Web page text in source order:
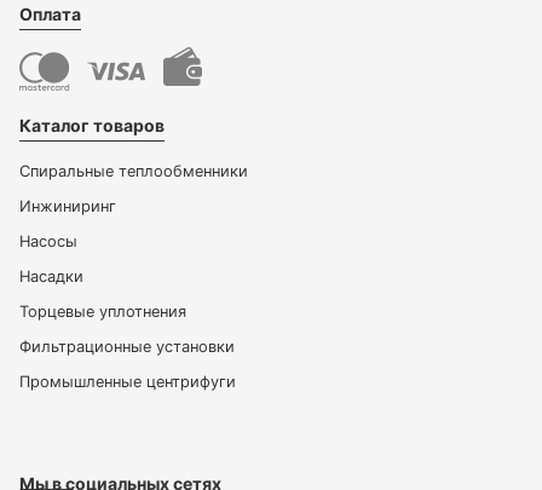
Оплата
Каталог товаров
Спиральные теплообменники
Инжиниринг
Насосы
Насадки
Торцевые уплотнения
Фильтрационные установки
Промышленные центрифуги
Мы в социальных сетях